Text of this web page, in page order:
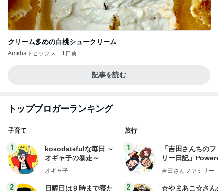
クリーム多めの白桃シュークリーム
Amebaトピックス 1日前
記事を読む
トップブロガーランキング
子育て
1
kosodatefulな毎日 ～
オギャ子の暴走～
オギャ子
2
日曜日は９時まで寝た
旅行
1
「吉田さんちの
リー日記」
y Ameba 吉田さ
ログ
吉田さんファミリー
2
☆やまあこ☆さん